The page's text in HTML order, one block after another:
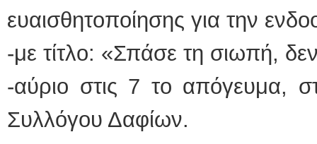
ευαισθητοποίησης για την
-με τίτλο: «Σπάσε τη σιωπή,
-αύριο στις 7 το απόγευμα,
Συλλόγου Δαφίων.